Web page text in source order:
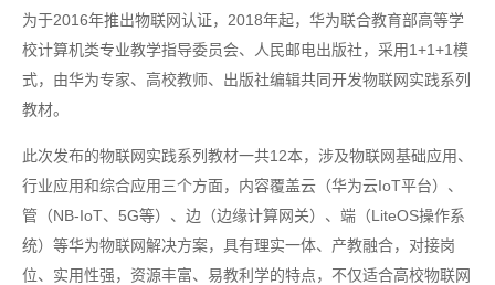
为于2016年推出物联网认证，2018年起，华为联合教育部高等学
校计算机类专业教学指导委员会、人民邮电出版社，采用1+1+1模
式，由华为专家、高校教师、出版社编辑共同开发物联网实践系列
教材。
此次发布的物联网实践系列教材一共12本，涉及物联网基础应用、
行业应用和综合应用三个方面，内容覆盖云（华为云IoT平台）、
管（NB-IoT、5G等）、边（边缘计算网关）、端（LiteOS操作系
统）等华为物联网解决方案，具有理实一体、产教融合，对接岗
位、实用性强，资源丰富、易教利学的特点，不仅适合高校物联网